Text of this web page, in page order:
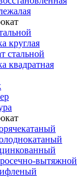
круглая
стальной
квадратная
вытяжной